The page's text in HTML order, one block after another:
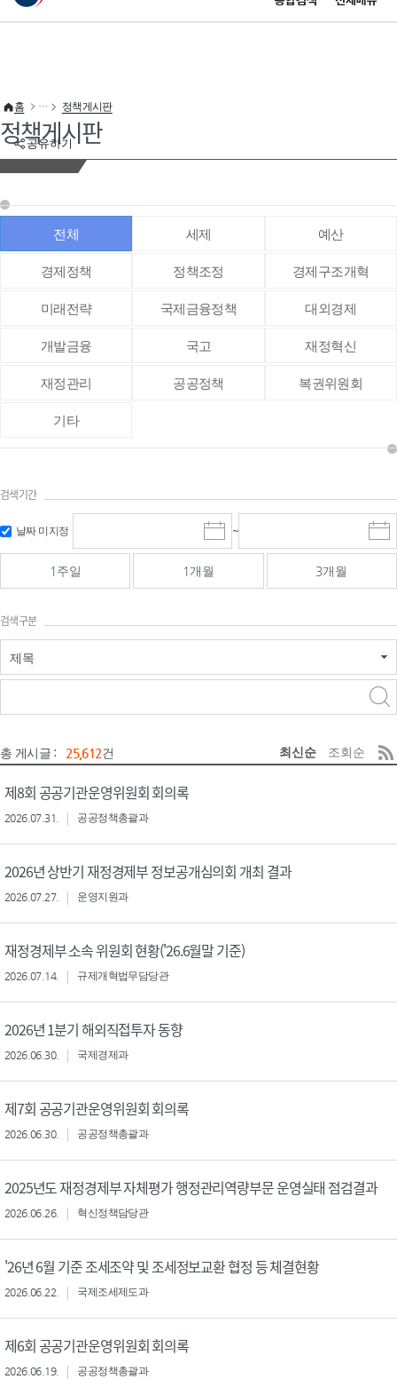
이 누리집은 대한민국 공식 전자정부 누리집입니다.
공유하기
홈 정책게시판
정책게시판
전체 세제 예산
경제정책 정책조정 경제구조개혁
미래전략 국제금융정책 대외경제
개발금융 국고 재정혁신
재정관리 공공정책 복권위원회
기타
검색기간
날짜 미지정
시
작
일
선
~
종
료
선
1주일 1개월 3개월
검색구분
제목
총 게시글 : 25,612건 최신순 조회순
제8회 공공기관운영위원회 회의록
2026.07.31. 공공정책총괄과
2026년 상반기 재정경제부 정보공개심의회 개최 결과
2026.07.27. 운영지원과
재정경제부 소속 위원회 현황('26.6월말 기준)
2026.07.14. 규제개혁법무담당관
2026년 1분기 해외직접투자 동향
2026.06.30. 국제경제과
제7회 공공기관운영위원회 회의록
2026.06.30. 공공정책총괄과
2025년도 재정경제부 자체평가 행정관리역량부문 운영실태 점검결과
2026.06.26. 혁신정책담당관
'26년 6월 기준 조세조약 및 조세정보교환 협정 등 체결현황
2026.06.22. 국제조세제도과
제6회 공공기관운영위원회 회의록
2026.06.19. 공공정책총괄과